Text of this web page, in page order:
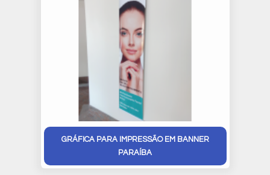
GRÁFICA PARA IMPRESSÃO EM BANNER
PARAÍBA